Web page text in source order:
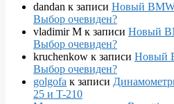
dandan к записи Новый
Выбор очевиден?
vladimir M к записи Новый
Выбор очевиден?
kruchenkow к записи Новый
Выбор очевиден?
golgofa к записи
25 и T-210